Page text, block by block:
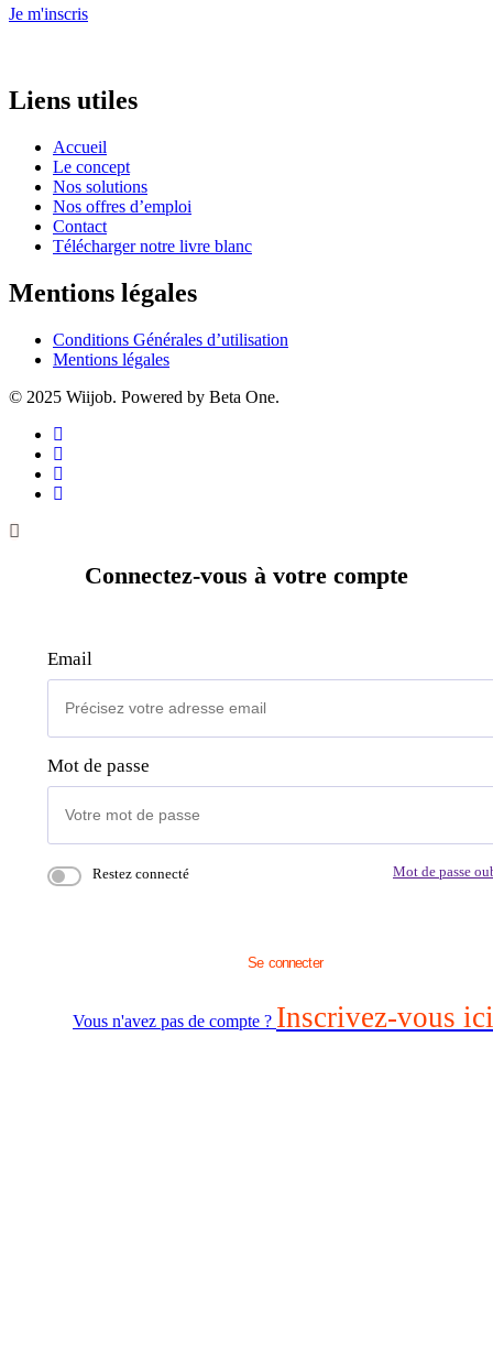
Je m'inscris
Liens utiles
Accueil
Le concept
Nos solutions
Nos offres d’emploi
Contact
Télécharger notre livre blanc
Mentions légales
Conditions Générales d’utilisation
Mentions légales
© 2025 Wiijob. Powered by Beta One.
Connectez-vous à votre compte
Email
Mot de passe
Restez connecté Mot de passe
Se connecter
Vous n'avez pas de compte ? Inscrivez-vous